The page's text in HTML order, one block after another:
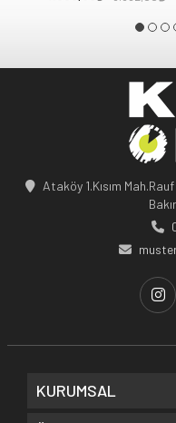
Ataköy 1.Kısım
KURUMSAL